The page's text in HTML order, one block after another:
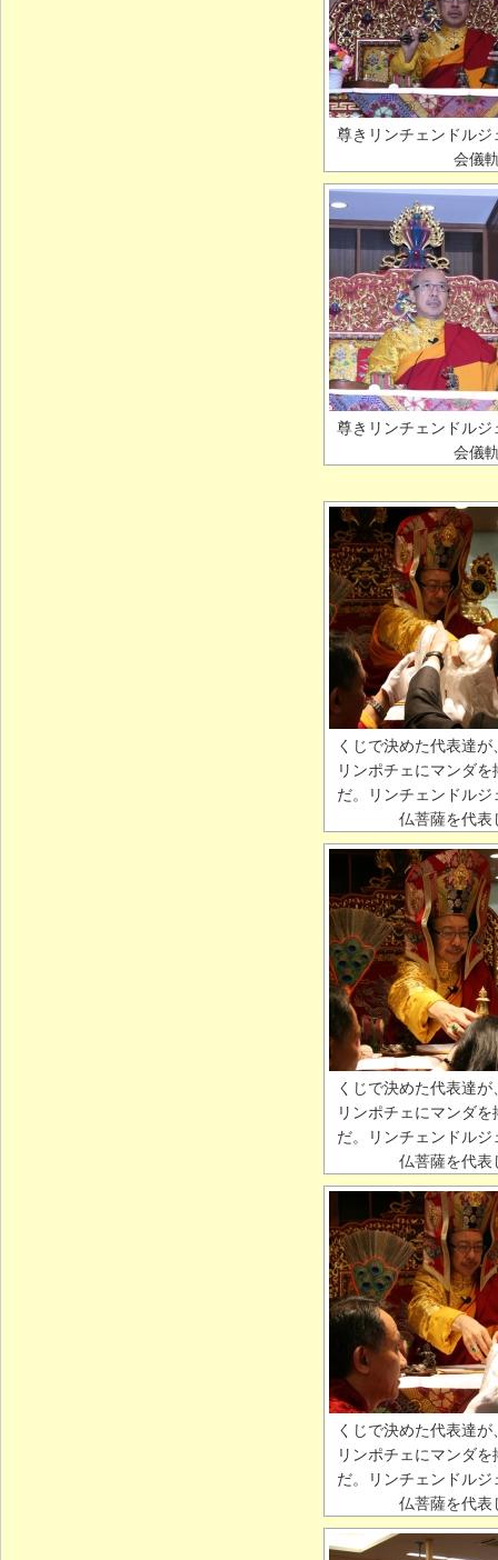
尊きリンチェンドル
会儀
尊きリンチェンドル
会儀
くじで決めた代表達
リンポチェにマンダ
だ。リンチェンドル
仏菩薩を代表
くじで決めた代表達
リンポチェにマンダ
だ。リンチェンドル
仏菩薩を代表
くじで決めた代表達
リンポチェにマンダ
だ。リンチェンドル
仏菩薩を代表